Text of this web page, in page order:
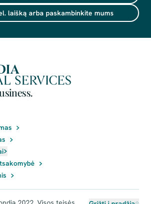
laišką arba paskambinkite mums